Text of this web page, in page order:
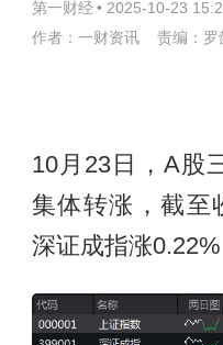
第一财经 • 2025-10-23
作者：一财资讯 责编：罗
10月23日，A股
集体转涨，截至
深证成指涨